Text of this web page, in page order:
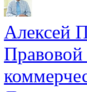
Алексей
Правовой